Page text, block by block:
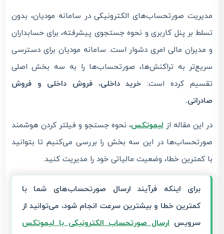
مدیریت صورتحساب‌های الکترونیکی در سامانه مودیان، بدون
تسلط بر پنل کاربری و نحوه جستجوی پیشرفته، برای حسابداران
و مدیران مالی امری دشوار است. سامانه مودیان برای دسترسی
سریع‌تر به تراکنش‌ها، صورتحساب‌ها را به سه بخش اصلی
تقسیم کرده است: خرید داخلی، فروش داخلی و فروش
صادراتی.
در این مقاله از لیموتکس، نحوه جستجو و فیلتر کردن هوشمند
صورتحساب‌ها در این سه بخش را بررسی می‌کنیم تا بتوانید
با کمترین خطا، وضعیت مالیاتی خود را مدیریت کنید.
برای اینکه فرآیند ارسال صورتحساب‌های شما با
کمترین خطا و بیشترین سرعت انجام شود، می‌توانید از
سرویسارسال صورتحساب الکترونیکی با لیموتکس